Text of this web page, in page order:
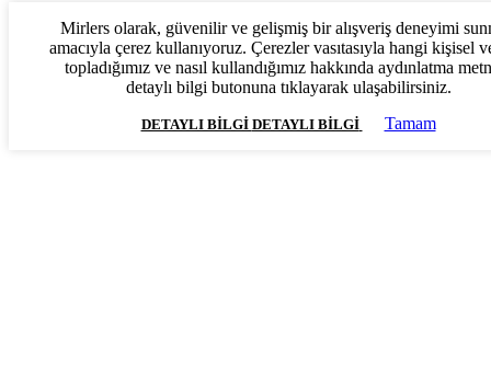
Mirlers olarak, güvenilir ve gelişmiş bir alışveriş deneyimi
amacıyla çerez kullanıyoruz. Çerezler vasıtasıyla hangi kişisel
topladığımız ve nasıl kullandığımız hakkında aydınlatma
detaylı bilgi butonuna tıklayarak ulaşabilirsiniz.
DETAYLI BILGI DETAYLI BILGI Tamam